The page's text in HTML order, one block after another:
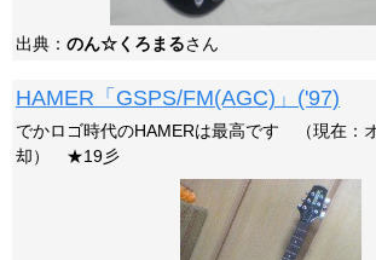
出典： のん☆くろまるさん
HAMER「GSPS/FM(AGC)」('97)
でかロゴ時代のHAMERは最高です （現在：
却） ★19彡